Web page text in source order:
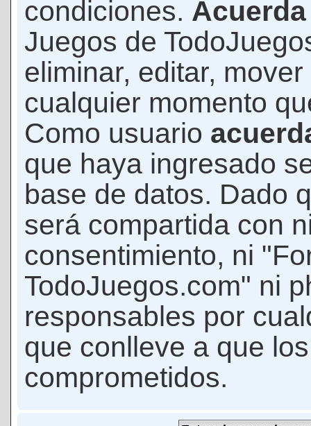
condiciones. Acuerda
Juegos de
eliminar, editar,
cualquier momento
Como usuario
que haya ingresado
base de datos. Dado
será compartida con
consentimiento, ni
TodoJuegos.com" ni
responsables por
que conlleve a que
comprometidos.